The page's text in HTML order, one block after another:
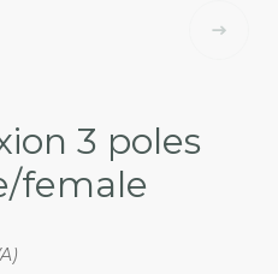
3 poles
female